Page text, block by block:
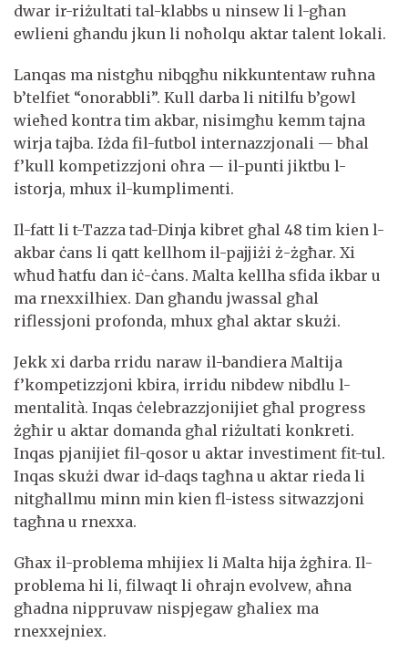
dwar ir-riżultati tal-klabbs u ninsew li l-għan
ewlieni għandu jkun li noħolqu aktar talent lokali.
Lanqas ma nistgħu nibqgħu nikkuntentaw ruħna
b’telfiet “onorabbli”. Kull darba li nitilfu b’gowl
wieħed kontra tim akbar, nisimgħu kemm tajna
wirja tajba. Iżda fil-futbol internazzjonali — bħal
f’kull kompetizzjoni oħra — il-punti jiktbu l-
istorja, mhux il-kumplimenti.
Il-fatt li t-Tazza tad-Dinja kibret għal 48 tim kien l-
akbar ċans li qatt kellhom il-pajjiżi ż-żgħar. Xi
wħud ħatfu dan iċ-ċans. Malta kellha sfida ikbar u
ma rnexxilhiex. Dan għandu jwassal għal
riflessjoni profonda, mhux għal aktar skużi.
Jekk xi darba rridu naraw il-bandiera Maltija
f’kompetizzjoni kbira, irridu nibdew nibdlu l-
mentalità. Inqas ċelebrazzjonijiet għal progress
żgħir u aktar domanda għal riżultati konkreti.
Inqas pjanijiet fil-qosor u aktar investiment fit-tul.
Inqas skużi dwar id-daqs tagħna u aktar rieda li
nitgħallmu minn min kien fl-istess sitwazzjoni
tagħna u rnexxa.
Għax il-problema mhijiex li Malta hija żgħira. Il-
problema hi li, filwaqt li oħrajn evolvew, aħna
għadna nippruvaw nispjegaw għaliex ma
rnexxejniex.